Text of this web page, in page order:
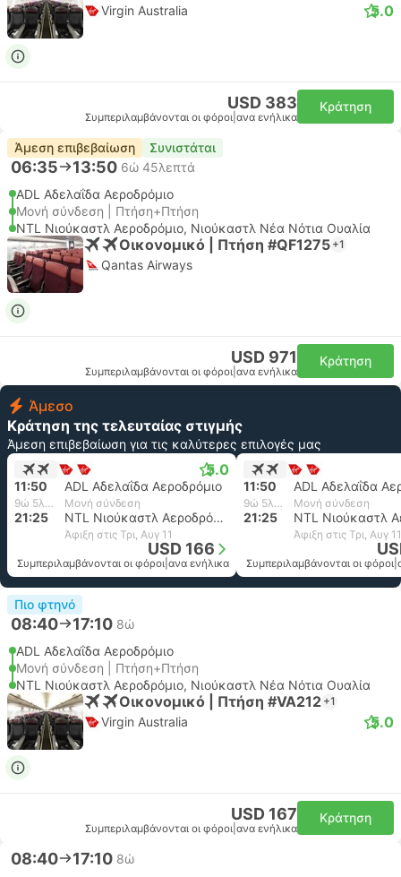
Virgin Australia 5.0
USD 383
Συμπεριλαμβάνονται οι φόροι ανα ενήλικα
Κράτηση
Άμεση επιβεβαίωση Συνιστάται
06:35 13:50 6ώ 45λεπτά
ADL Αδελαΐδα Αεροδρόμιο
Μονή σύνδεση | Πτήση+Πτήση
NTL Νιούκαστλ Αεροδρόμιο, Νιούκαστλ Νέα Νότια Ουαλία
Οικονομικό | Πτήση #QF1275 +1
Qantas Airways
USD 971
Συμπεριλαμβάνονται οι φόροι ανα ενήλικα
Κράτηση
Άμεσο
Κράτηση της τελευταίας στιγμής
Άμεση επιβεβαίωση για τις καλύτερες επιλογές μας
5.0
11:50 ADL Αδελαΐδα Αεροδρόμιο
9ώ 5λεπτά Μονή σύνδεση
21:25 NTL Νιούκαστλ Αεροδρόμιο, Νιούκαστλ Νέα Νότια Ουαλία
Άφιξη στις Τρι, Αυγ 11
USD 166
Συμπεριλαμβάνονται οι φόροι ανα ενήλικα
11:50 ADL Αδελαΐδα
9ώ 5λεπτά Μονή σύνδεση
21:25
Άφιξη στις Τρι, Αυγ 11
Συμπεριλαμβάνονται οι φόροι
Πιο φτηνό
08:40 17:10 8ώ
ADL Αδελαΐδα Αεροδρόμιο
Μονή σύνδεση | Πτήση+Πτήση
NTL Νιούκαστλ Αεροδρόμιο, Νιούκαστλ Νέα Νότια Ουαλία
Οικονομικό | Πτήση #VA212 +1
Virgin Australia 5.0
USD 167
Συμπεριλαμβάνονται οι φόροι ανα ενήλικα
Κράτηση
08:40 17:10 8ώ